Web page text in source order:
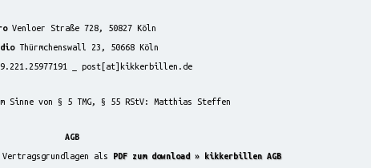
Venloer Straße 728, 50827 Köln
Thürmchenswall 23, 50668 Köln
_ post[at]kikkerbillen.de
Sinne von § 5 TMG, § 55 RStV: Matthias Steffen
AGB
als PDF zum download » kikkerbillen AGB